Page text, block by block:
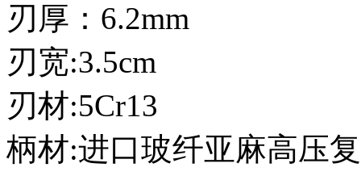
刃厚：6.2mm
刃宽:3.5cm
刃材:5Cr13
柄材:进口玻纤亚麻高压